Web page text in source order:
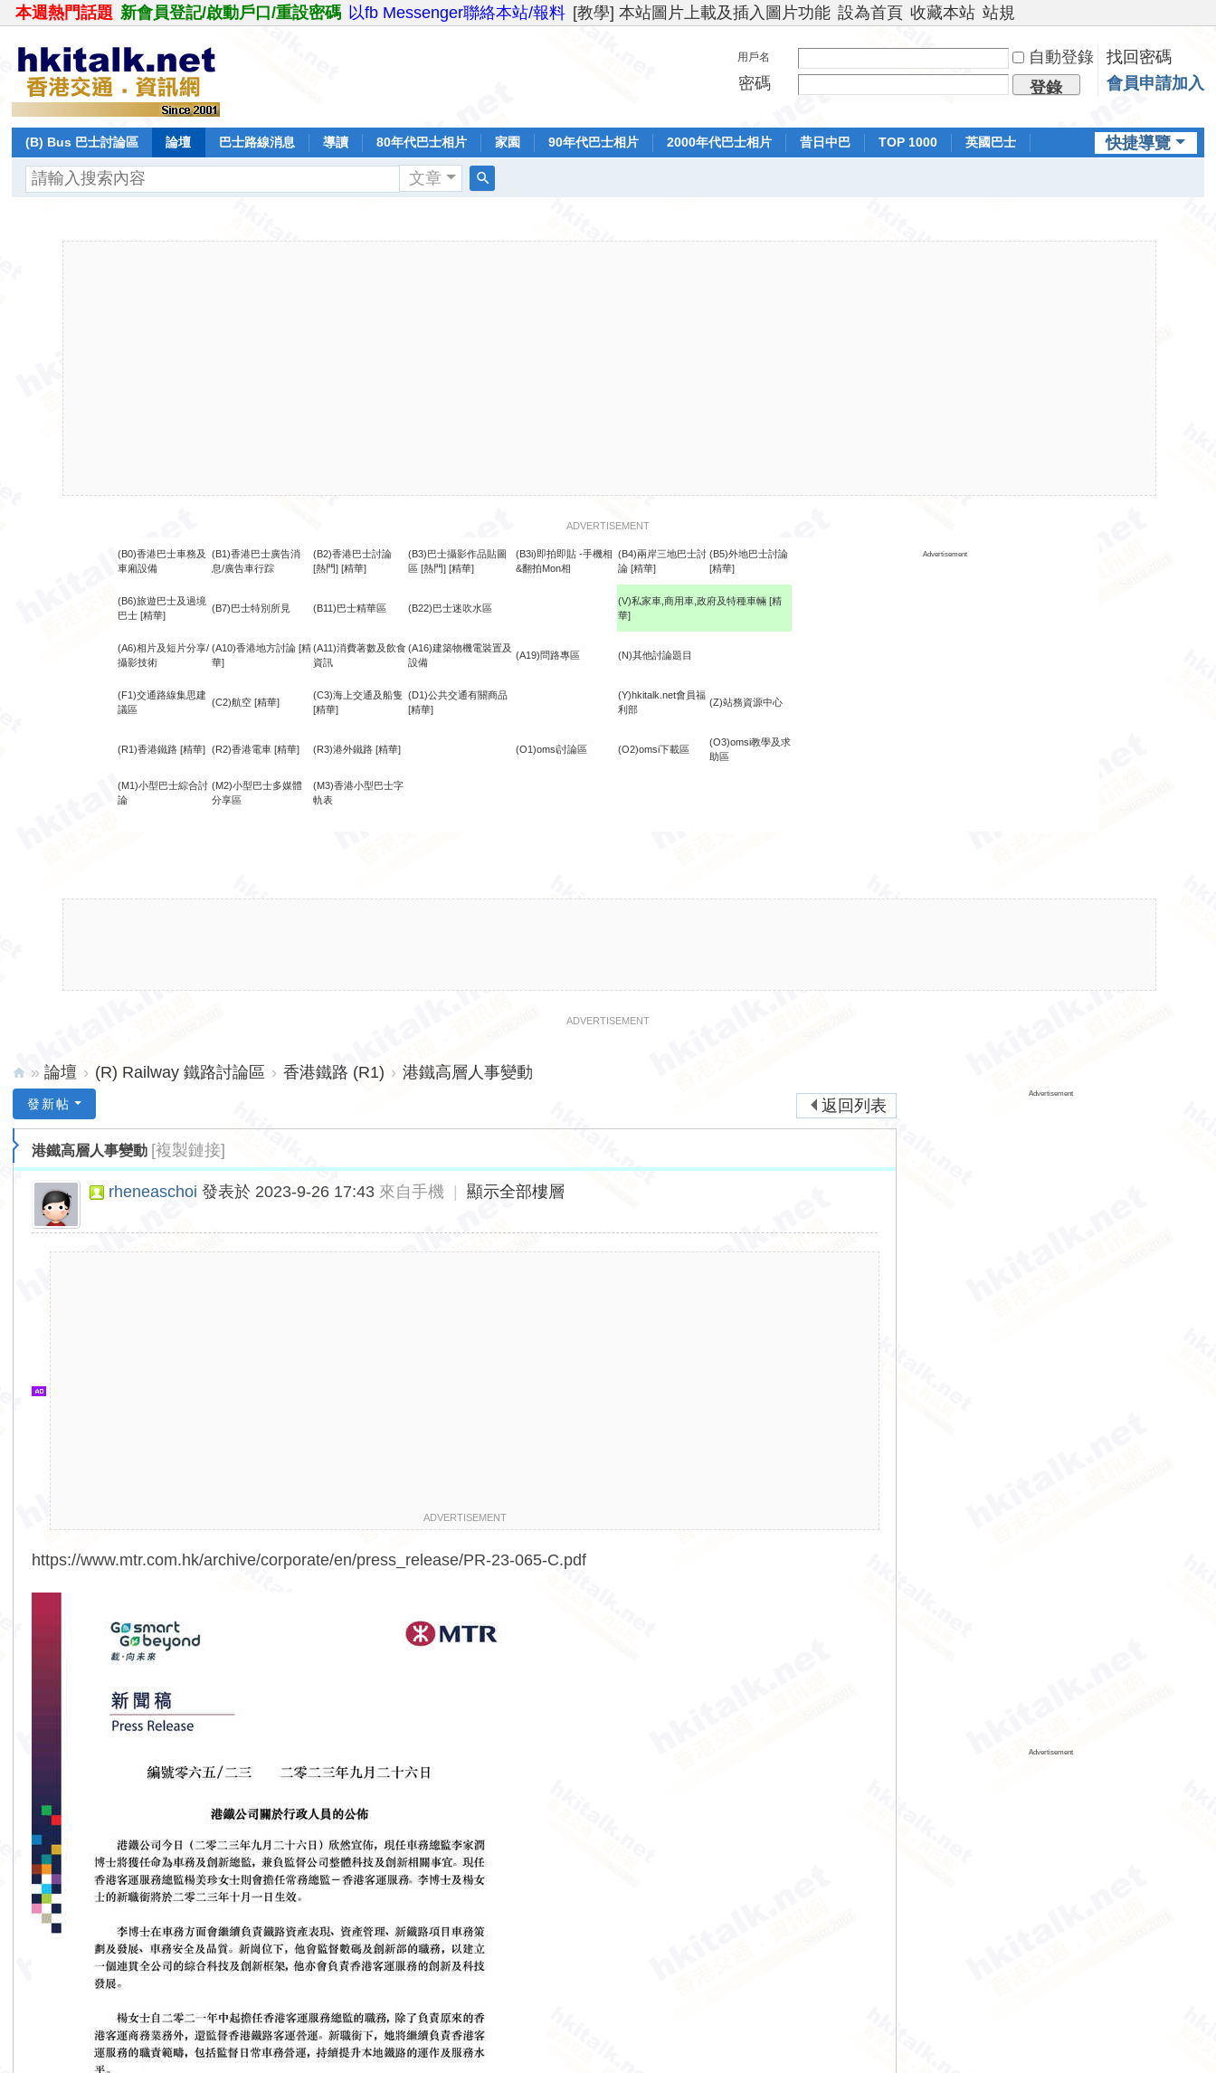
本週熱門話題 新會員登記/啟動戶口/重設密碼 以fb Messenger聯絡本站/報料 [教學] 本站圖片上載及插入圖片功能 設為首頁 收藏本站 站規
用戶名 自動登錄
找回密碼
密碼
登錄 會員申請加入
快捷導覽
(B) Bus 巴士討論區 論壇 巴士路線消息 導讀 80年代巴士相片 家園 90年代巴士相片 2000年代巴士相片 昔日中巴 TOP 1000
英國巴士
文章
ADVERTISEMENT
(B0)香港巴士車務及
車廂設備
(B1)香港巴士廣告消
息/廣告車行踪
(B2)香港巴士討論
[熱門] [精華]
(B3)巴士攝影作品貼圖
區 [熱門] [精華]
(B3i)即拍即貼 -手機相
&翻拍Mon相
(B4)兩岸三地巴士討
論 [精華]
(B5)外地巴士討論
[精華]
Advertisement
(B6)旅遊巴士及過境
巴士 [精華]
(B7)巴士特別所見 (B11)巴士精華區 (B22)巴士迷吹水區
(V)私家車,商用車,政府及特種車輛 [精
華]
(A6)相片及短片分享/
攝影技術
(A10)香港地方討論 [精
華]
(A11)消費著數及飲食
資訊
(A16)建築物機電裝置及
設備
(A19)問路專區 (N)其他討論題目
(F1)交通路線集思建
議區
(C2)航空 [精華]
(C3)海上交通及船隻
[精華]
(D1)公共交通有關商品
[精華]
(Y)hkitalk.net會員福
利部
(Z)站務資源中心
(R1)香港鐵路 [精華] (R2)香港電車 [精華] (R3)港外鐵路 [精華] (O1)omsi討論區 (O2)omsi下載區
(O3)omsi教學及求
助區
(M1)小型巴士綜合討
論
(M2)小型巴士多媒體
分享區
(M3)香港小型巴士字
軌表
ADVERTISEMENT
lk.
» 論壇 › (R) Railway 鐵路討論區 › 香港鐵路 (R1) › 港鐵高層人事變動
返回列表
發新帖
港鐵高層人事變動 [複製鏈接]
rheneaschoi 發表於 2023-9-26 17:43 來自手機 顯示全部樓層
ADVERTISEMENT
https://www.mtr.com.hk/archive/corporate/en/press_release/PR-23-065-C.pdf
Advertisement
Advertisement